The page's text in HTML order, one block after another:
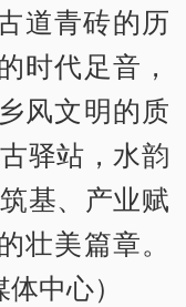
道青砖的历
时代足音，
风文明的质
驿站，水韵
基、产业赋
壮美篇章。
中心）